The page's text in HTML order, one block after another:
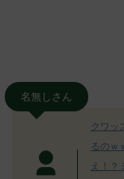
名無しさん
クワッ
るのｗ
え！？